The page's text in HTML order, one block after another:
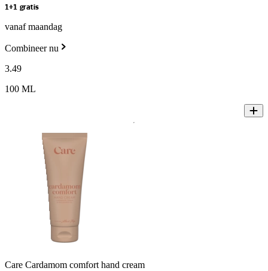
1+1 gratis
vanaf maandag
Combineer nu
3.49
100 ML
Care Cardamom comfort hand cream